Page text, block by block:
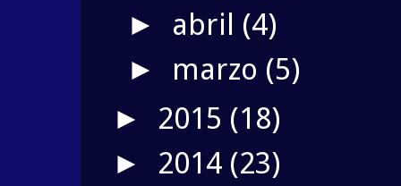
► abril (4)
► marzo (5)
► 2015 (18)
► 2014 (23)